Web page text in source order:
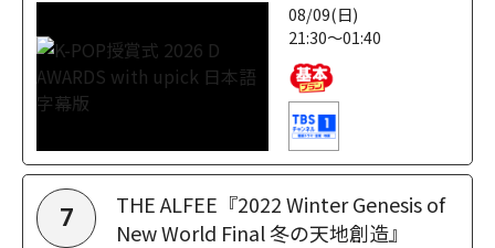
08/09(日)
21:30～01:40
7
THE ALFEE『2022 Winter Genesis of
New World Final 冬の天地創造』